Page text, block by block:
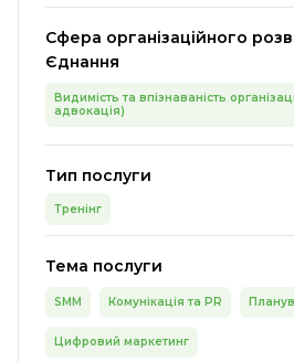
Сфера організаційного
Єднання
Видимість та впізнаваність
адвокація)
Тип послуги
Тренінг
Тема послуги
SMM Комунікація та PR
Цифровий маркетинг